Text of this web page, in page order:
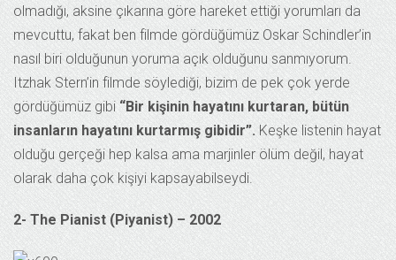
olmadığı, aksine çıkarına göre hareket ettiği yorumları da
mevcuttu, fakat ben filmde gördüğümüz Oskar Schindler’in
nasıl biri olduğunun yoruma açık olduğunu sanmıyorum.
Itzhak Stern’in filmde söylediği, bizim de pek çok yerde
gördüğümüz gibi “Bir kişinin hayatını kurtaran, bütün
insanların hayatını kurtarmış gibidir”.Keşke listenin hayat
olduğu gerçeği hep kalsa ama marjinler ölüm değil, hayat
olarak daha çok kişiyi kapsayabilseydi.
2- The Pianist (Piyanist) – 2002